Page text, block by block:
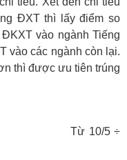
ĐXT thì lấy điểm so
vào ngành Tiếng
vào các ngành còn lại.
thì được ưu tiên trúng
10/5 ÷